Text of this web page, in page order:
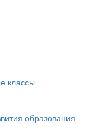
классы
образования